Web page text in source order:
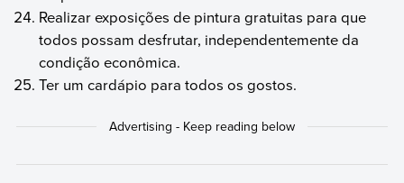
Realizar exposições de pintura gratuitas para que
todos possam desfrutar, independentemente da
condição econômica.
Ter um cardápio para todos os gostos.